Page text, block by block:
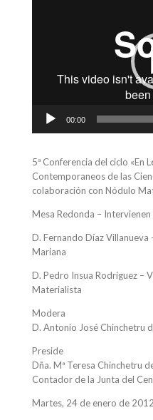
00:00
5ª Conferencia del ciclo «En
Contemporaneos de las
colaboración con Nódulo
Mesa Redonda – Intervienen
D. Fernando Díaz
Mariana
D. Pedro Insua Rodríguez –
Materialista
Modera
D. Antonio José Chinchetru
Preside
Dña. Mª Teresa Chinchetru
Contador de la Junta del
Martes, 24 de enero de 2012